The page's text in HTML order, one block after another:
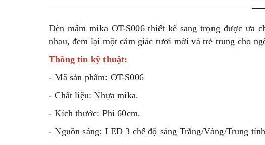
Đèn mâm mika OT-S006 thiết kế sang trọng được ưa
nhau, đem lại một cảm giác tươi mới và trẻ trung cho
Thông tin kỹ thuật:
- Mã sản phẩm: OT-S006
- Chất liệu: Nhựa mika.
- Kích thước: Phi 60cm.
- Nguồn sáng: LED 3 chế độ sáng Trắng/Vàng/Trung